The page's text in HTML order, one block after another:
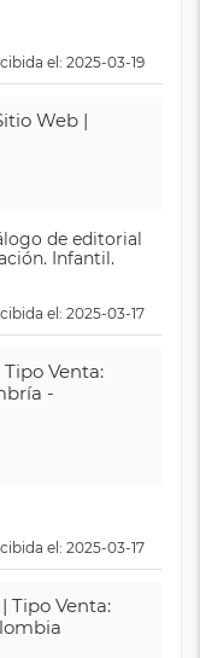
el: 2025-03-19
Web |
de editorial
Infantil.
el: 2025-03-17
Tipo Venta:
-
el: 2025-03-17
| Tipo Venta: